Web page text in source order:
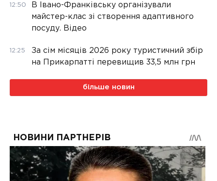
12:50
В Івано-Франківську організували
майстер-клас зі створення адаптивного
посуду. Відео
12:25
За сім місяців 2026 року туристичний збір
на Прикарпатті перевищив 33,5 млн грн
більше новин